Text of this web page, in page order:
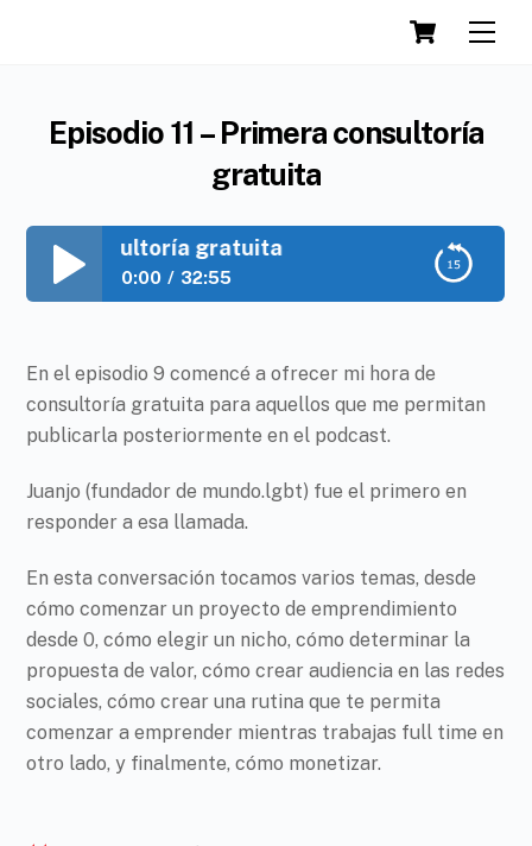
Episodio 11 – Primera consultoría
gratuita
pause
consultoría gratuita
0:00 32:55
En el episodio 9 comencé a ofrecer mi hora de
consultoría gratuita para aquellos que me permitan
publicarla posteriormente en el podcast.
Juanjo (fundador de mundo.lgbt) fue el primero en
responder a esa llamada.
En esta conversación tocamos varios temas, desde
cómo comenzar un proyecto de emprendimiento
desde 0, cómo elegir un nicho, cómo determinar la
propuesta de valor, cómo crear audiencia en las redes
sociales, cómo crear una rutina que te permita
comenzar a emprender mientras trabajas full time en
otro lado, y finalmente, cómo monetizar.